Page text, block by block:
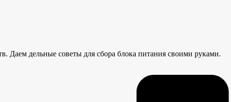
Даем дельные советы для сбора блока питания своими руками.